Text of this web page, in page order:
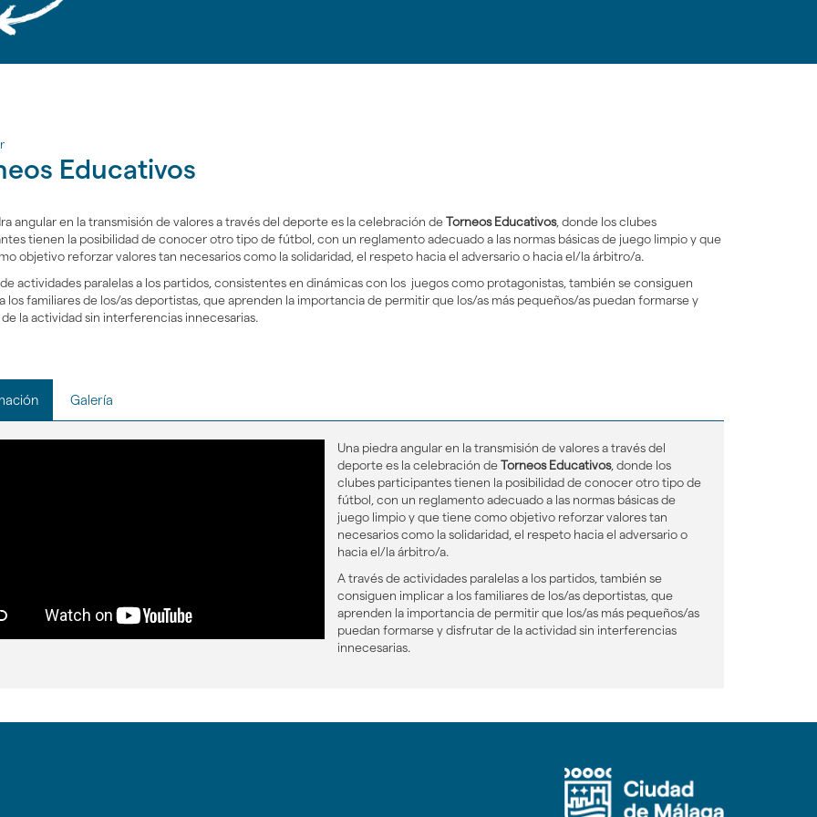
Educativos
angular en la transmisión de valores a través del deporte es la celebración deTorneos Educativos, donde los clubes
tienen la posibilidad de conocer otro tipo de fútbol, con un reglamento adecuado a las normas básicas de juego limpio y que
objetivo reforzar valores tan necesarios como la solidaridad, el respeto hacia el adversario o hacia el/la árbitro/a.
actividades paralelas a los partidos, consistentes en dinámicas con los juegos como protagonistas, también se consiguen
los familiares de los/as deportistas, que aprenden la importancia de permitir que los/as más pequeños/as puedan formarse y
la actividad sin interferencias innecesarias.
Galería
Una piedra angular en la transmisión de valores a través del
deporte es la celebración deTorneos Educativos, donde los
clubes participantes tienen la posibilidad de conocer otro tipo de
fútbol, con un reglamento adecuado a las normas básicas de
juego limpio y que tiene como objetivo reforzar valores tan
necesarios como la solidaridad, el respeto hacia el adversario o
hacia el/la árbitro/a.
A través de actividades paralelas a los partidos, también se
consiguen implicar a los familiares de los/as deportistas, que
aprenden la importancia de permitir que los/as más pequeños/as
puedan formarse y disfrutar de la actividad sin interferencias
innecesarias.